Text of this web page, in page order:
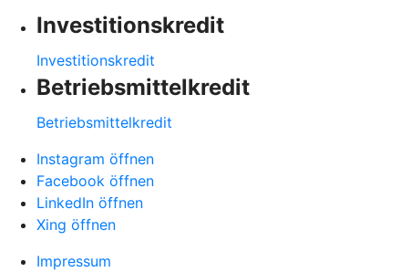
Investitionskredit
Investitionskredit
Betriebsmittelkredit
Betriebsmittelkredit
Instagram öffnen
Facebook öffnen
LinkedIn öffnen
Xing öffnen
Impressum